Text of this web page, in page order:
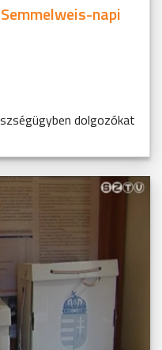
napi
dolgozókat